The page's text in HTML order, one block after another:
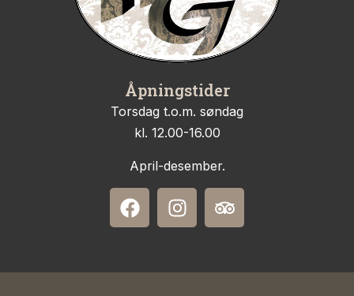
Åpningstider
Torsdag t.o.m. søndag
kl. 12.00-16.00
April-desember.